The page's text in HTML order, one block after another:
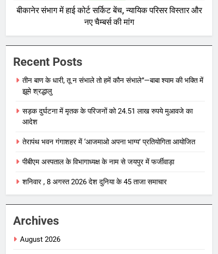
बीकानेर संभाग में हाई कोर्ट सर्किट बेंच, न्यायिक परिसर विस्तार और
नए चैम्बर्स की मांग
Recent Posts
तीन बाण के धारी, तू न संभाले तो हमें कौन संभाले”—बाबा श्याम की भक्ति में
झूमे श्रद्धालु
सड़क दुर्घटना में मृतक के परिजनों को 24.51 लाख रुपये मुआवजे का
आदेश
तेरापंथ भवन गंगाशहर में ‘आजमाओ अपना भाग्य’ प्रतियोगिता आयोजित
पीबीएम अस्पताल के विभागाध्यक्ष के नाम से जयपुर में फर्जीवाड़ा
शनिवार , 8 अगस्त 2026 देश दुनिया के 45 ताजा समाचार
Archives
August 2026